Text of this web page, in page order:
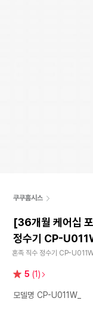
쿠쿠홈시스
[36개월 케어십
정수기 CP-
혼족 직수 정수기 CP-
별 5 (1)
모델명 CP-U011W_